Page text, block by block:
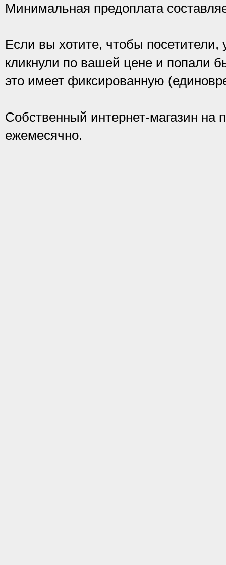
Минимальная предоплата
Если вы хотите, чтобы
кликнули по вашей цене и попали
это имеет фиксированную
Собственный интернет-магазин на
ежемесячно.